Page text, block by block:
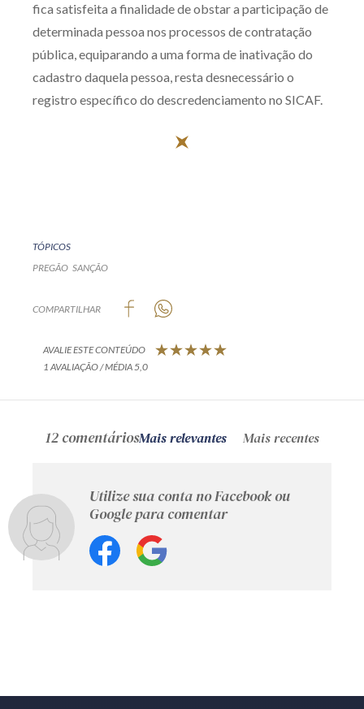
fica satisfeita a finalidade de obstar a participação de
determinada pessoa nos processos de contratação
pública, equiparando a uma forma de inativação do
cadastro daquela pessoa, resta desnecessário o
registro específico do descredenciamento no SICAF.
TÓPICOS
PREGÃO SANÇÃO
COMPARTILHAR
AVALIE ESTE CONTEÚDO
1 AVALIAÇÃO / MÉDIA 5,0
12 comentáriosMais relevantes Mais recentes
Utilize sua conta no Facebook ou
Google para comentar